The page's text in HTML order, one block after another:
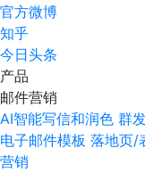
官方微博
知乎
今日头条
产品
邮件营销
AI智能写信和润色 群
电子邮件模板 落地页/
营销